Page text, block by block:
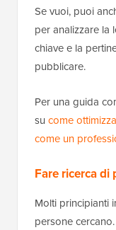
Se vuoi, puoi
per analizzare la
chiave e la
pubblicare.
Per una guida
su come
come un
Fare ricerca
Molti principianti
persone